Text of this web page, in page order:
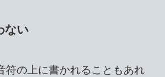
ない
符の上に書かれることもあれ